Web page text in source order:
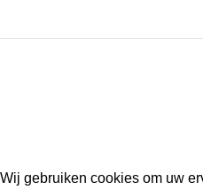
Wij gebruiken cookies om uw